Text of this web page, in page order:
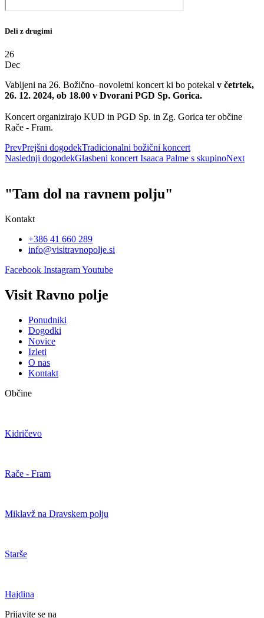
Deli z drugimi
26
Dec
Vabljeni na 26. Božično–novoletni koncert ki bo potekal v četrtek,
26. 12. 2024, ob 18.00 v Dvorani PGD Sp. Gorica.
Koncert organizirajo KUD in PGD Sp. in Zg. Gorica ter občine
Rače - Fram.
PrevPrejšni dogodekTradicionalni božični koncert
Naslednji dogodekGlasbeni koncert Isaaca Palme s skupinoNext
"Tam dol na ravnem polju"
Kontakt
+386 41 660 289
info@visitravnopolje.si
Facebook InstagramYoutube
Visit Ravno polje
Ponudniki
Dogodki
Novice
Izleti
O nas
Kontakt
Občine
Kidričevo
Rače - Fram
Miklavž na Dravskem polju
Starše
Hajdina
Prijavite se na